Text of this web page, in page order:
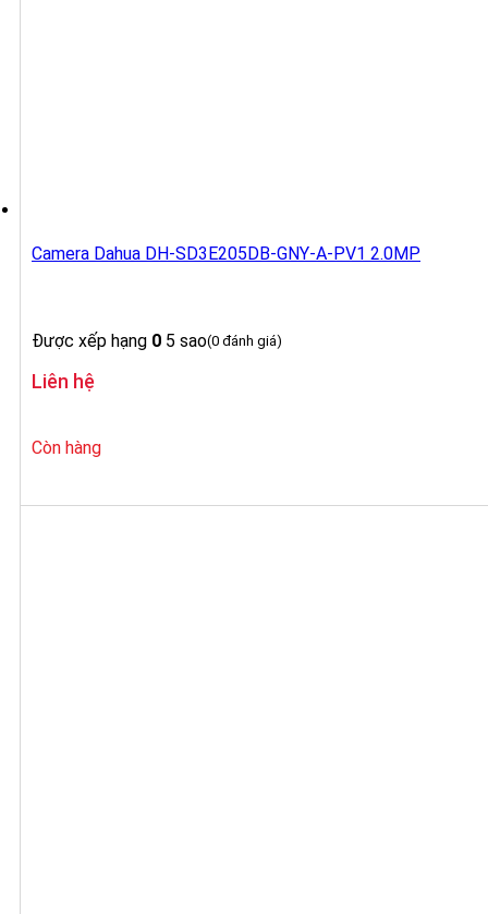
Camera Dahua DH-SD3E205DB-GNY-A-PV1 2.0MP
Được xếp hạng 0 5 sao(0 đánh giá)
Liên hệ
Còn hàng